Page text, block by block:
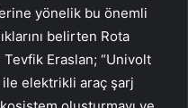
yönelik bu önemli
belirten Rota
Eraslan; “Univolt
ile elektrikli araç şarj